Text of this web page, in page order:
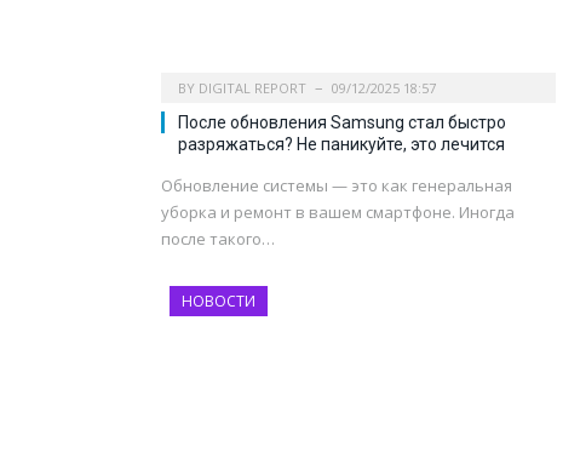
BY DIGITAL REPORT 09/12/2025 18:57
После обновления Samsung стал быстро
разряжаться? Не паникуйте, это лечится
Обновление системы — это как генеральная
уборка и ремонт в вашем смартфоне. Иногда
после такого…
НОВОСТИ